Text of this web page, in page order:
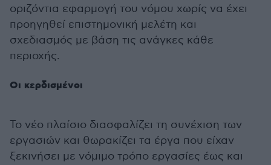
οριζόντια εφαρμογή του νόμου χωρίς να έχει
προηγηθεί επιστημονική μελέτη και
σχεδιασμός με βάση τις ανάγκες κάθε
περιοχής.
Οι κερδισμένοι
Το νέο πλαίσιο διασφαλίζει τη συνέχιση των
εργασιών και θωρακίζει τα έργα που είχαν
ξεκινήσει με νόμιμο τρόπο εργασίες έως και